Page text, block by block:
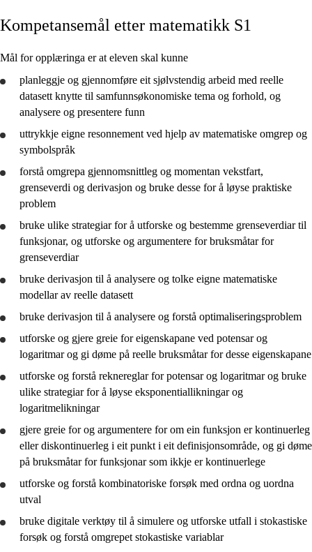
Kjerneelement
Tverrfaglege tema
Grunnleggjande ferdigheiter
Matematikk S1
Matematikk S2
Kompetansemål etter matematikk S1
Mål for opplæringa er at eleven skal kunne
planleggje og gjennomføre eit sjølvstendig arbeid med reelle
datasett knytte til samfunnsøkonomiske tema og forhold, og
analysere og presentere funn
uttrykkje eigne resonnement ved hjelp av matematiske omgrep og
symbolspråk
forstå omgrepa gjennomsnittleg og momentan vekstfart,
grenseverdi og derivasjon og bruke desse for å løyse praktiske
problem
bruke ulike strategiar for å utforske og bestemme grenseverdiar til
funksjonar, og utforske og argumentere for bruksmåtar for
grenseverdiar
bruke derivasjon til å analysere og tolke eigne matematiske
modellar av reelle datasett
bruke derivasjon til å analysere og forstå optimaliseringsproblem
utforske og gjere greie foreigenskapane ved potensar og
logaritmar og gi døme på reelle bruksmåtar for desse eigenskapane
utforske og forstå reknereglar for potensar og logaritmar og bruke
ulike strategiar for å løyse eksponentiallikningar og
logaritmelikningar
gjere greie forog argumentere for om ein funksjon er kontinuerleg
eller diskontinuerleg i eit punkt i eit definisjonsområde, og gi døme
på bruksmåtar for funksjonar som ikkje er kontinuerlege
utforske og forstå kombinatoriske forsøk med ordna og uordna
utval
bruke digitale verktøy til å simulere og utforske utfall i stokastiske
forsøk og forstå omgrepet stokastiske variablar